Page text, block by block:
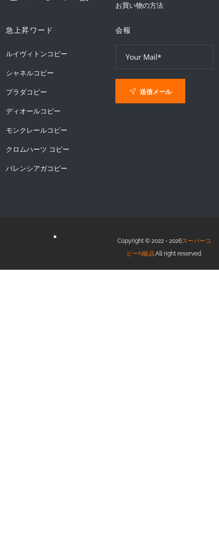
お買い物の方法
急上昇ワード
ルイヴィトンコピー
シャネルコピー
プラダコピー
ディオールコピー
モンクレールコピー
クロムハーツ コピー
バレンシアガコピー
会報
送信メール
Copyright © 2022 - 2026スーパーコ
ピーN級品.All right reserved.